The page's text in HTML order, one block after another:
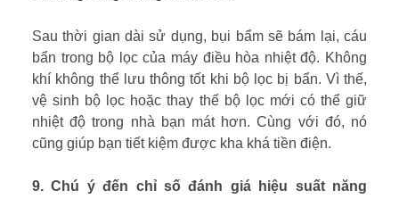
Sau thời gian dài sử dụng, bụi bẩm sẽ bám lại, cáu
bẩn trong bộ lọc của máy điều hòa nhiệt độ. Không
khí không thể lưu thông tốt khi bộ lọc bị bẩn. Vì thế,
vệ sinh bộ lọc hoặc thay thế bộ lọc mới có thể giữ
nhiệt độ trong nhà bạn mát hơn. Cùng với đó, nó
cũng giúp bạn tiết kiệm được kha khá tiền điện.
9. Chú ý đến chỉ số đánh giá hiệu suất năng